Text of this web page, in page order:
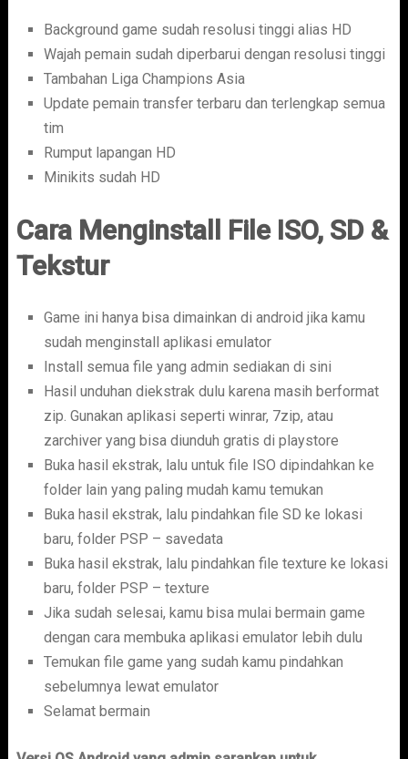
Background game sudah resolusi tinggi alias HD
Wajah pemain sudah diperbarui dengan resolusi tinggi
Tambahan Liga Champions Asia
Update pemain transfer terbaru dan terlengkap semua
tim
Rumput lapangan HD
Minikits sudah HD
Cara Menginstall File ISO, SD &
Tekstur
Game ini hanya bisa dimainkan di android jika kamu
sudah menginstall aplikasi emulator
Install semua file yang admin sediakan di sini
Hasil unduhan diekstrak dulu karena masih berformat
zip. Gunakan aplikasi seperti winrar, 7zip, atau
zarchiver yang bisa diunduh gratis di playstore
Buka hasil ekstrak, lalu untuk file ISO dipindahkan ke
folder lain yang paling mudah kamu temukan
Buka hasil ekstrak, lalu pindahkan file SD ke lokasi
baru, folder PSP – savedata
Buka hasil ekstrak, lalu pindahkan file texture ke lokasi
baru, folder PSP – texture
Jika sudah selesai, kamu bisa mulai bermain game
dengan cara membuka aplikasi emulator lebih dulu
Temukan file game yang sudah kamu pindahkan
sebelumnya lewat emulator
Selamat bermain